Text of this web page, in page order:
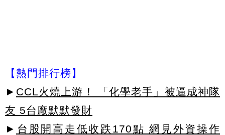
【熱門排行榜】
► CCL火燒上游！ 「化學老手」被逼成神隊
友 5台廠默默發財
► 台股開高走低收跌170點 網見外資操作